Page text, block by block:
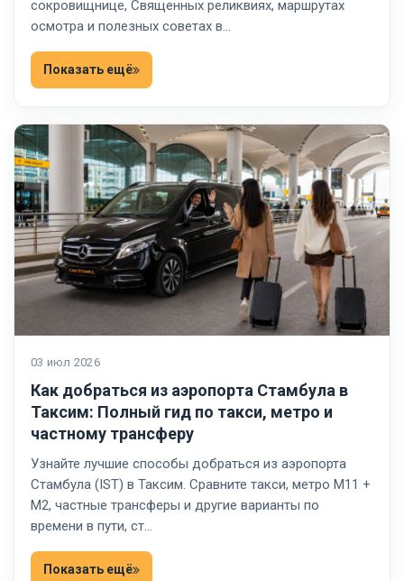
сокровищнице, Священных реликвиях, маршрутах
осмотра и полезных советах в…
Показать ещё
03 июл 2026
Как добраться из аэропорта Стамбула в
Таксим: Полный гид по такси, метро и
частному трансферу
Узнайте лучшие способы добраться из аэропорта
Стамбула (IST) в Таксим. Сравните такси, метро M11 +
M2, частные трансферы и другие варианты по
времени в пути, ст…
Показать ещё